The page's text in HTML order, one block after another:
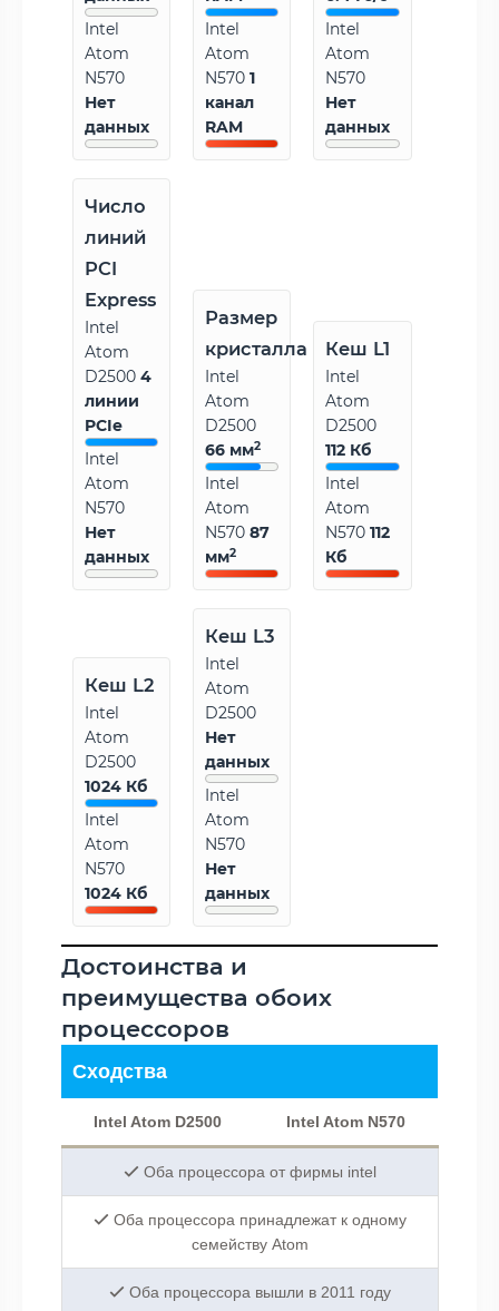
Intel
Atom
N570
Нет
данных
Intel
Atom
N5701
канал
RAM
Intel
Atom
N570
Нет
данных
Число
линий
PCI
Express
Intel
Atom
D2500 4
линии
PCIe
Intel
Atom
N570
Нет
данных
Размер
кристалла
Intel
Atom
D2500
66 мм2
Intel
Atom
N57087
мм2
Кеш L1
Intel
Atom
D2500
112 Кб
Intel
Atom
N570112
Кб
Кеш L2
Intel
Atom
D2500
1024 Кб
Intel
Atom
N570
1024 Кб
Кеш L3
Intel
Atom
D2500
Нет
данных
Intel
Atom
N570
Нет
данных
Достоинства и
преимущества обоих
процессоров
Сходства
Intel Atom D2500 Intel Atom N570
Оба процессора от фирмы intel
Оба процессора принадлежат к одному
семейству Atom
Оба процессора вышли в 2011 году